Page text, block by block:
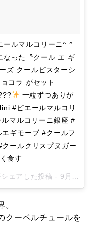
ールマルコリーニ^ ^
なった〝クール エ ギ
ズ クールピスターシ
コラ がセット
一粒ずつありが
#ピエールマルコリ
マルコリーニ銀座 #
ギモーブ #クールフ
ールクリスプヌガー
食す
ェアした投稿 - 9月 18, 2017 at 2:29午前 PDT
。
クーベルチュールを